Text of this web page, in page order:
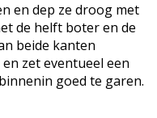
en dep ze droog met
de helft boter en de
beide kanten
zet eventueel een
goed te garen.